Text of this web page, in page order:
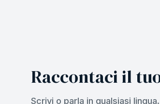
Raccontaci il
Scrivi o parla in qualsiasi